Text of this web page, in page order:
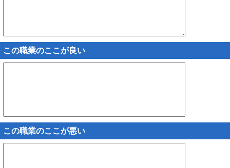
この職業のここが良い
この職業のここが悪い